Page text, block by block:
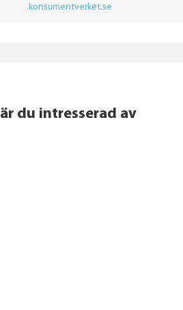
konsumentverket.se
du intresserad av